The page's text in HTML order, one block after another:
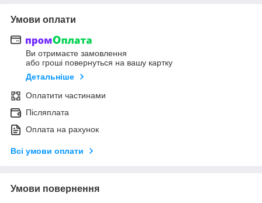
Умови оплати
Ви отримаєте замовлення
або гроші повернуться на вашу картку
Детальніше
Оплатити частинами
Післяплата
Оплата на рахунок
Всі умови оплати
Умови повернення